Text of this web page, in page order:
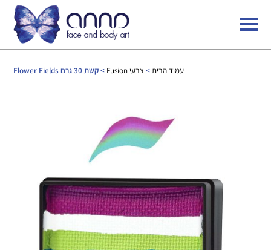
עמוד הבית> צבעי Fusion > קשת 30 גרם Flower Fields